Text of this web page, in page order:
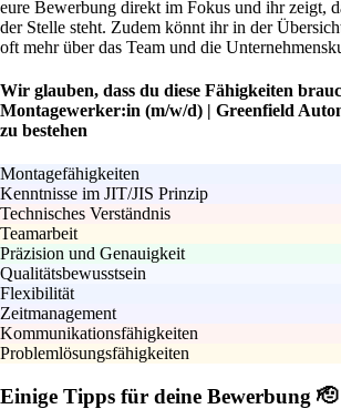
eure Bewerbung direkt im Fokus und ihr zeigt,
der Stelle steht. Zudem könnt ihr in der
oft mehr über das Team und die
Wir glauben, dass du diese Fähigkeiten
Montagewerker:in (m/w/d) | Greenfield
zu bestehen
Montagefähigkeiten
Kenntnisse im JIT/JIS Prinzip
Technisches Verständnis
Teamarbeit
Präzision und Genauigkeit
Qualitätsbewusstsein
Flexibilität
Zeitmanagement
Kommunikationsfähigkeiten
Problemlösungsfähigkeiten
Einige Tipps für deine Bewerbung 🫡